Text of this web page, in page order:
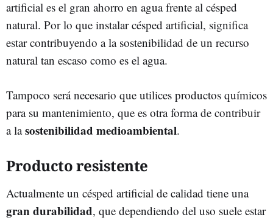
artificial es el gran ahorro en agua frente al césped
natural. Por lo que instalar césped artificial, significa
estar contribuyendo a la sostenibilidad de un recurso
natural tan escaso como es el agua.
Tampoco será necesario que utilices productos químicos
para su mantenimiento, que es otra forma de contribuir
a lasostenibilidad medioambiental.
Producto resistente
Actualmente un césped artificial de calidad tiene una
gran durabilidad, que dependiendo del uso suele estar